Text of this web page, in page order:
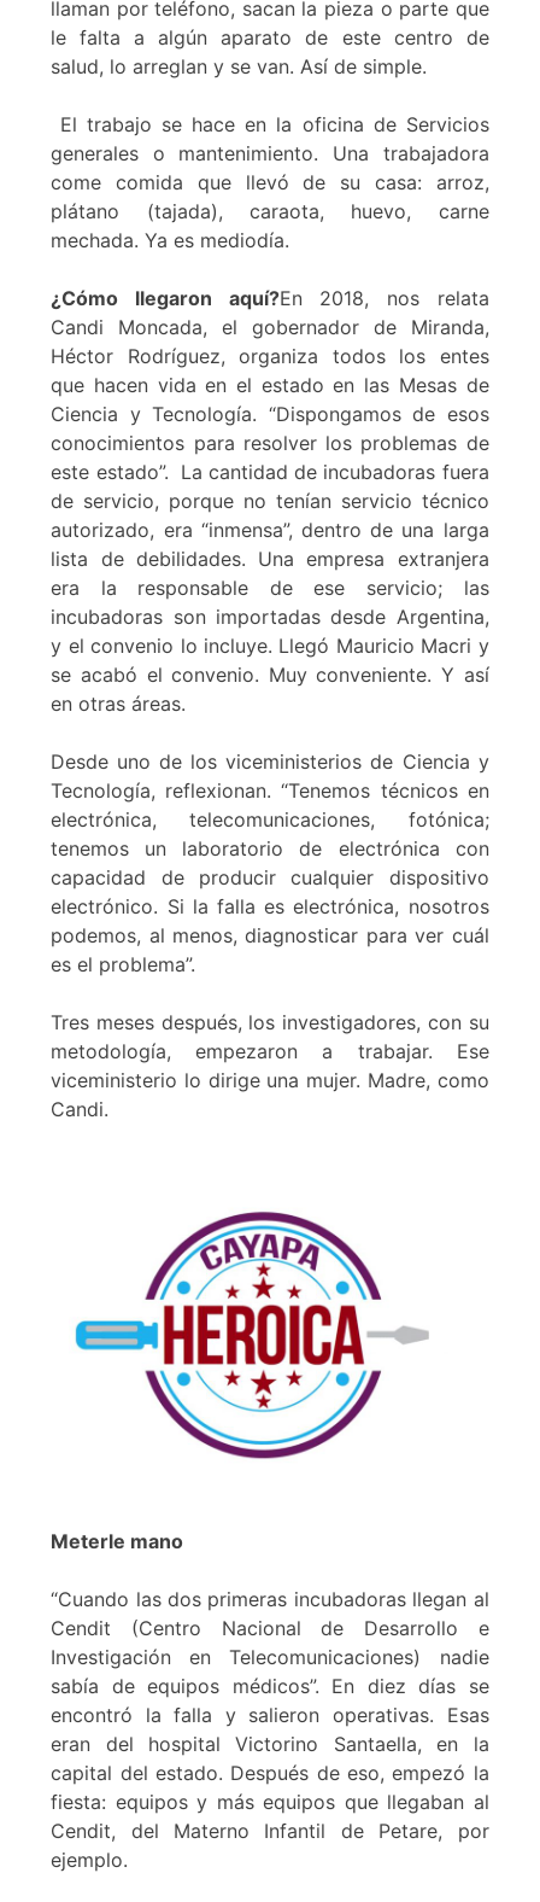
llaman por teléfono, sacan la pieza o parte que
le falta a algún aparato de este centro de
salud, lo arreglan y se van. Así de simple.
El trabajo se hace en la oficina de Servicios
generales o mantenimiento. Una trabajadora
come comida que llevó de su casa: arroz,
plátano (tajada), caraota, huevo, carne
mechada. Ya es mediodía.
¿Cómo llegaron aquí?En 2018, nos relata
Candi Moncada, el gobernador de Miranda,
Héctor Rodríguez, organiza todos los entes
que hacen vida en el estado en las Mesas de
Ciencia y Tecnología. “Dispongamos de esos
conocimientos para resolver los problemas de
este estado”. La cantidad de incubadoras fuera
de servicio, porque no tenían servicio técnico
autorizado, era “inmensa”, dentro de una larga
lista de debilidades. Una empresa extranjera
era la responsable de ese servicio; las
incubadoras son importadas desde Argentina,
y el convenio lo incluye. Llegó Mauricio Macri y
se acabó el convenio. Muy conveniente. Y así
en otras áreas.
Desde uno de los viceministerios de Ciencia y
Tecnología, reflexionan. “Tenemos técnicos en
electrónica, telecomunicaciones, fotónica;
tenemos un laboratorio de electrónica con
capacidad de producir cualquier dispositivo
electrónico. Si la falla es electrónica, nosotros
podemos, al menos, diagnosticar para ver cuál
es el problema”.
Tres meses después, los investigadores, con su
metodología, empezaron a trabajar. Ese
viceministerio lo dirige una mujer. Madre, como
Candi.
Meterle mano
“Cuando las dos primeras incubadoras llegan al
Cendit (Centro Nacional de Desarrollo e
Investigación en Telecomunicaciones) nadie
sabía de equipos médicos”. En diez días se
encontró la falla y salieron operativas. Esas
eran del hospital Victorino Santaella, en la
capital del estado. Después de eso, empezó la
fiesta: equipos y más equipos que llegaban al
Cendit, del Materno Infantil de Petare, por
ejemplo.